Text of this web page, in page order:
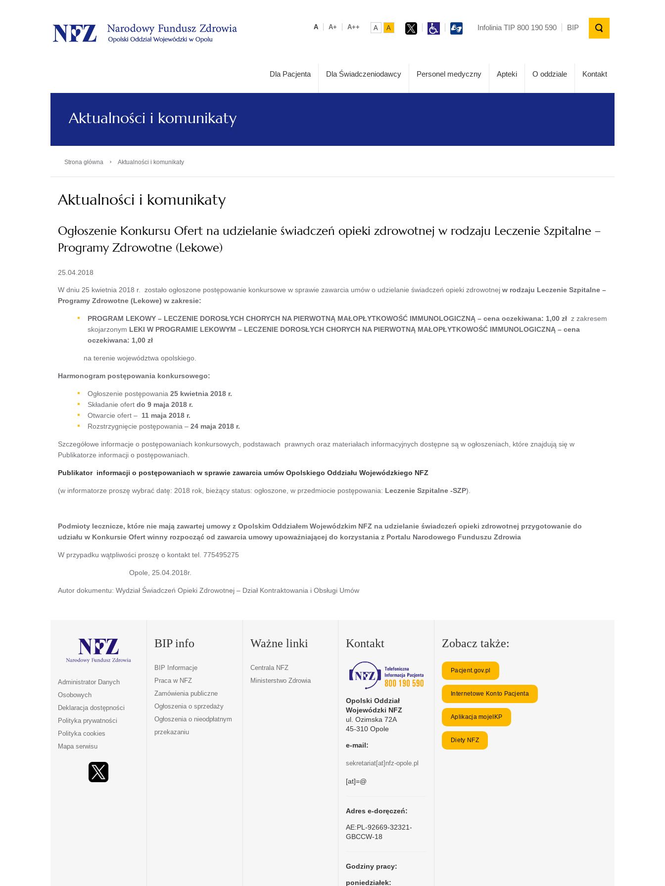
. A A+ A++ A A Infolinia TIP 800 190 590 BIP
Dla Pacjenta Dla Świadczeniodawcy Personel medyczny Apteki O oddziale Kontakt
Aktualności i komunikaty
Strona główna › Aktualności i komunikaty
Aktualności i komunikaty
Ogłoszenie Konkursu Ofert na udzielanie świadczeń opieki zdrowotnej w rodzaju Leczenie Szpitalne –
Programy Zdrowotne (Lekowe)
25.04.2018
W dniu 25 kwietnia 2018 r. zostało ogłoszone postępowanie konkursowe w sprawie zawarcia umów o udzielanie świadczeń opieki zdrowotnej w rodzaju Leczenie Szpitalne –
Programy Zdrowotne (Lekowe) w zakresie:
PROGRAM LEKOWY – LECZENIE DOROSŁYCH CHORYCH NA PIERWOTNĄ MAŁOPŁYTKOWOŚĆ IMMUNOLOGICZNĄ – cena oczekiwana: 1,00 zł z zakresem
skojarzonym LEKI W PROGRAMIE LEKOWYM – LECZENIE DOROSŁYCH CHORYCH NA PIERWOTNĄ MAŁOPŁYTKOWOŚĆ IMMUNOLOGICZNĄ – cena
oczekiwana: 1,00 zł
na terenie województwa opolskiego.
Harmonogram postępowania konkursowego:
Ogłoszenie postępowania 25 kwietnia 2018 r.
Składanie ofert do 9 maja 2018 r.
Otwarcie ofert – 11 maja 2018 r.
Rozstrzygnięcie postępowania – 24 maja 2018 r.
Szczegółowe informacje o postępowaniach konkursowych, podstawach prawnych oraz materiałach informacyjnych dostępne są w ogłoszeniach, które znajdują się w
Publikatorze informacji o postępowaniach.
Publikator informacji o postępowaniach w sprawie zawarcia umów Opolskiego Oddziału Wojewódzkiego NFZ
(w informatorze proszę wybrać datę: 2018 rok, bieżący status: ogłoszone, w przedmiocie postępowania: Leczenie Szpitalne -SZP).
Podmioty lecznicze, które nie mają zawartej umowy z Opolskim Oddziałem Wojewódzkim NFZ na udzielanie świadczeń opieki zdrowotnej przygotowanie do
udziału w Konkursie Ofert winny rozpocząć od zawarcia umowy upoważniającej do korzystania z Portalu Narodowego Funduszu Zdrowia
W przypadku wątpliwości proszę o kontakt tel. 775495275
Opole, 25.04.2018r.
Autor dokumentu: Wydział Świadczeń Opieki Zdrowotnej – Dział Kontraktowania i Obsługi Umów
Administrator Danych
Osobowych
Deklaracja dostępności
Polityka prywatności
Polityka cookies
Mapa serwisu
BIP info
BIP Informacje
Praca w NFZ
Zamówienia publiczne
Ogłoszenia o sprzedaży
Ogłoszenia o nieodpłatnym
przekazaniu
Ważne linki
Centrala NFZ
Ministerstwo Zdrowia
Kontakt
Opolski Oddział
Wojewódzki NFZ
ul. Ozimska 72A
45-310 Opole
e-mail:
sekretariat[at]nfz-opole.pl
[at]=@
Adres e-doręczeń:
AE:PL-92669-32321-
GBCCW-18
Godziny pracy:
poniedziałek:
Zobacz także:
Pacjent.gov.pl
Internetowe Konto Pacjenta
Aplikacja mojeIKP
Diety NFZ